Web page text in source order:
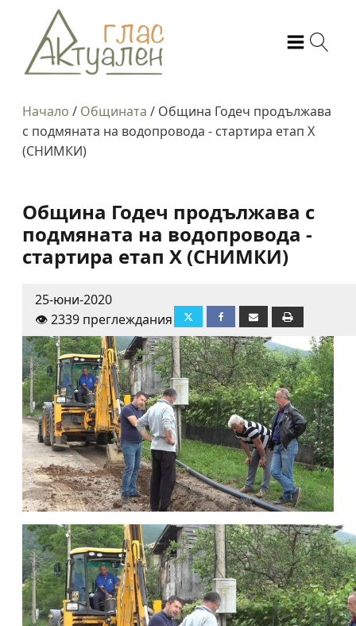
Начало / Общината / Община Годеч продължава
с подмяната на водопровода - стартира етап X
(СНИМКИ)
Община Годеч продължава с
подмяната на водопровода -
стартира етап X (СНИМКИ)
25-юни-2020
👁️ 2339 преглеждания